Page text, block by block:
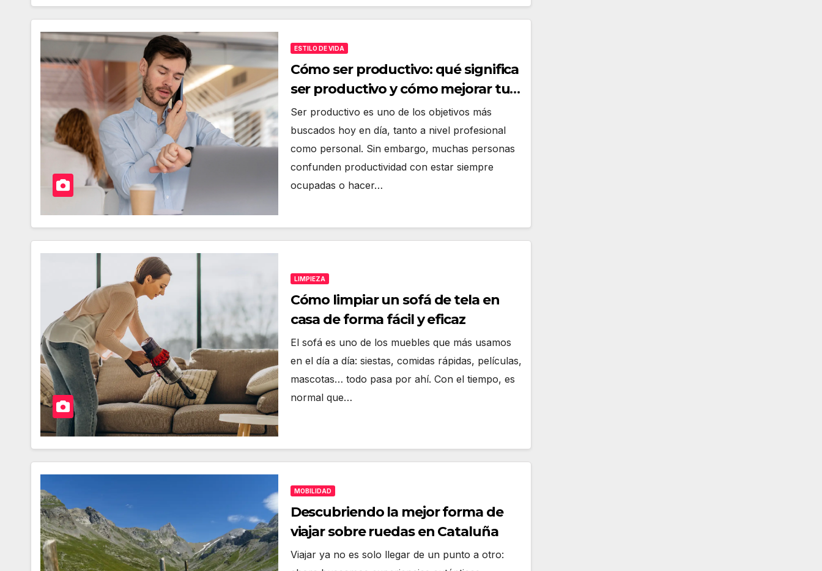
ESTILO DE VIDA
Cómo ser productivo: qué significa
ser productivo y cómo mejorar tu
productividad
Ser productivo es uno de los objetivos más
buscados hoy en día, tanto a nivel profesional
como personal. Sin embargo, muchas personas
confunden productividad con estar siempre
ocupadas o hacer…
LIMPIEZA
Cómo limpiar un sofá de tela en
casa de forma fácil y eficaz
El sofá es uno de los muebles que más usamos
en el día a día: siestas, comidas rápidas, películas,
mascotas… todo pasa por ahí. Con el tiempo, es
normal que…
MOBILIDAD
Descubriendo la mejor forma de
viajar sobre ruedas en Cataluña
Viajar ya no es solo llegar de un punto a otro: